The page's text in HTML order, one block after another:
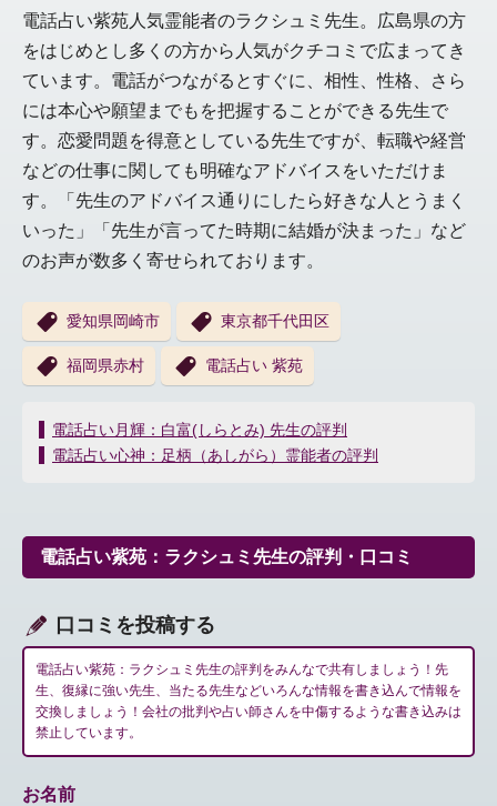
電話占い紫苑人気霊能者のラクシュミ先生。広島県の方
をはじめとし多くの方から人気がクチコミで広まってき
ています。電話がつながるとすぐに、相性、性格、さら
には本心や願望までもを把握することができる先生で
す。恋愛問題を得意としている先生ですが、転職や経営
などの仕事に関しても明確なアドバイスをいただけま
す。「先生のアドバイス通りにしたら好きな人とうまく
いった」「先生が言ってた時期に結婚が決まった」など
のお声が数多く寄せられております。
愛知県岡崎市 東京都千代田区
福岡県赤村 電話占い 紫苑
投
稿
ー
シ
ン
電話占い月輝：白富(しらとみ) 先生の評判
電話占い心神：足柄（あしがら）霊能者の評判
電話占い紫苑：ラクシュミ先生の評判・口コミ
口コミを投稿する
電話占い紫苑：ラクシュミ先生の評判をみんなで共有しましょう！先
生、復縁に強い先生、当たる先生などいろんな情報を書き込んで情報を
交換しましょう！会社の批判や占い師さんを中傷するような書き込みは
禁止しています。
お名前